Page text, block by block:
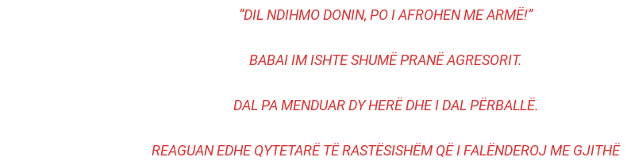
“DIL NDIHMO DONIN, PO I AFROHEN ME ARMË!”
BABAI IM ISHTE SHUMË PRANË AGRESORIT.
DAL PA MENDUAR DY HERË DHE I DAL PËRBALLË.
REAGUAN EDHE QYTETARË TË RASTËSISHËM QË I FALËNDEROJ ME GJITHË